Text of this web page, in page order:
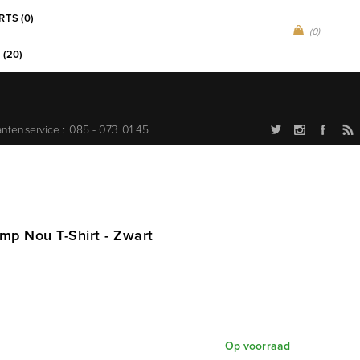
(0)
(0)
(20)
: 085 - 073 01 45
Nou T-Shirt - Zwart
Op voorraad